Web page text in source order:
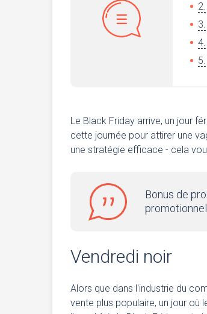
Le Black Friday arrive, un jour
cette journée pour attirer une
une stratégie efficace - cela
Bonus de
Vendredi noir
Alors que dans l'industrie du
vente plus populaire, un jour